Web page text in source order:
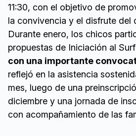
11:30, con el objetivo de
la convivencia y el disfrute del
Durante enero, los chicos
propuestas de Iniciación al
con una importante
reflejó en la asistencia
mes, luego de una
diciembre y una jornada de
con acompañamiento de las